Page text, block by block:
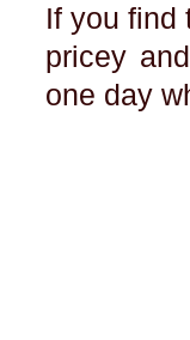
If you find
pricey
one day